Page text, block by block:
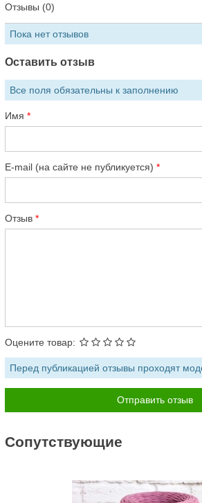
Отзывы (0)
Пока нет отзывов
Оставить отзыв
Все поля обязательны к заполнению
Имя
E-mail (на сайте не публикуется)
Отзыв
Оцените товар:
Перед публикацией отзывы проходят
Cопутствующие